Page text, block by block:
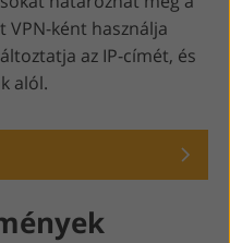
VPN-ként használja
az IP-címét, és
alól.